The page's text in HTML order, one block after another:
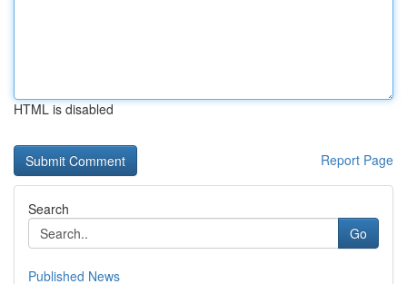
HTML is disabled
Report Page
Search
Go
Published News